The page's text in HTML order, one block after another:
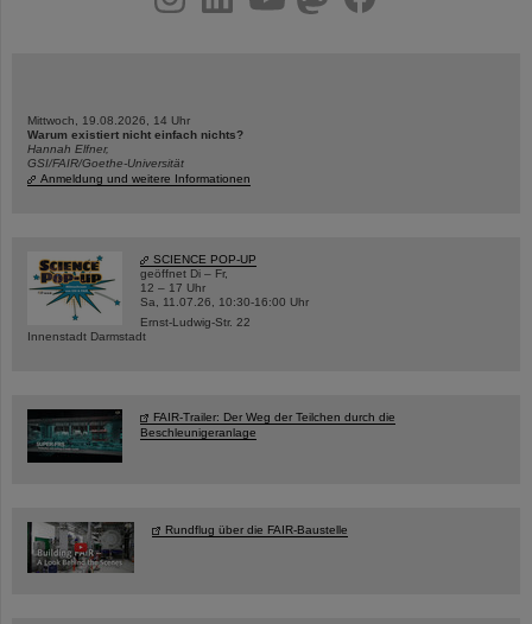
Mittwoch, 19.08.2026, 14 Uhr
Warum existiert nicht einfach nichts?
Hannah Elfner,
GSI/FAIR/Goethe-Universität
Anmeldung und weitere Informationen
SCIENCE POP-UP
geöffnet Di – Fr,
12 – 17 Uhr
Sa, 11.07.26, 10:30-16:00 Uhr
Ernst-Ludwig-Str. 22
Innenstadt Darmstadt
FAIR-Trailer: Der Weg der Teilchen durch die
Beschleunigeranlage
Rundflug über die FAIR-Baustelle